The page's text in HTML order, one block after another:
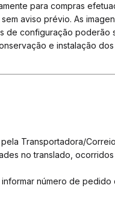
para compras
aviso prévio. As
de configuração
e instalação
Transportadora/
no translado,
número de pedido